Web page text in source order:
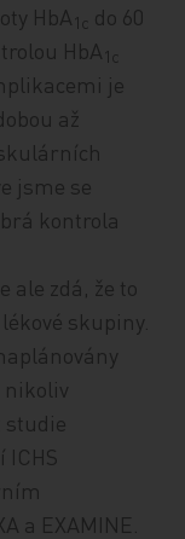
HbA 1c do 60
HbA 1c
je
až
jsme se
kontrola
ale zdá, že to
skupiny.
nikoliv
studie
ICHS
a EXAMINE.